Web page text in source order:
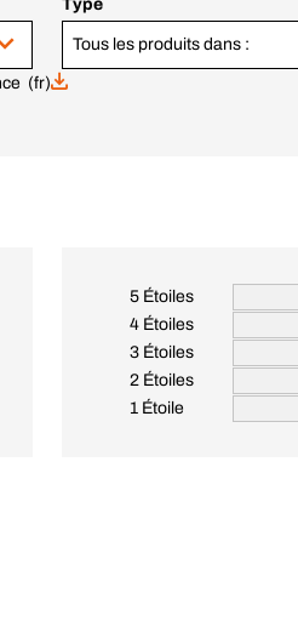
Type
Tous les produits dans :
(fr)
5 Étoiles
4 Étoiles
3 Étoiles
2 Étoiles
1 Étoile